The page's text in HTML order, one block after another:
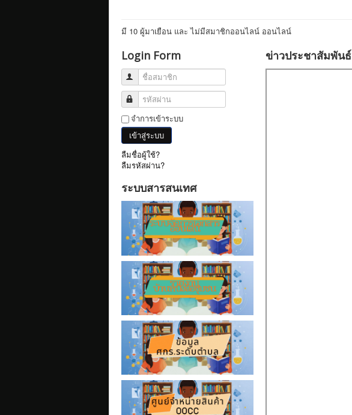
มี 10 ผู้มาเยือน และ ไม่มีสมาชิกออนไลน์ ออนไลน์
Login Form
ชื่อสมาชิก
รหัสผ่าน
จำการเข้าระบบ
เข้าสู่ระบบ
ลืมชื่อผู้ใช้?
ลืมรหัสผ่าน?
ระบบสารสนเทศ
ข่าวประชาสัมพันธ์